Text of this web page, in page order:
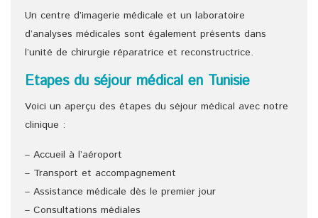
Un centre d’imagerie médicale et un laboratoire
d’analyses médicales sont également présents dans
l’unité de chirurgie réparatrice et reconstructrice.
Etapes du séjour médical en Tunisie
Voici un aperçu des étapes du séjour médical avec notre
clinique :
– Accueil à l’aéroport
– Transport et accompagnement
– Assistance médicale dès le premier jour
– Consultations médiales